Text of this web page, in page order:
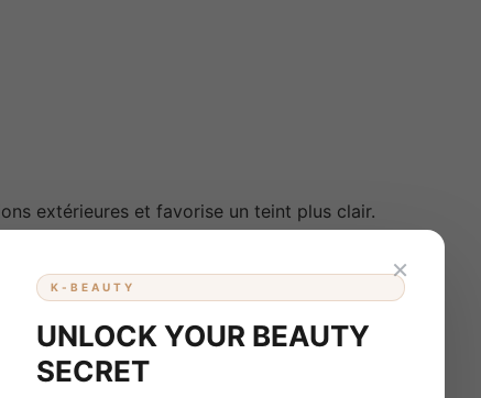
extérieures et favorise un teint plus clair.
×
K-BEAUTY
UNLOCK YOUR BEAUTY
SECRET